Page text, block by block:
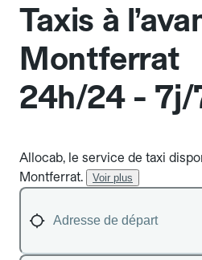
Taxis à
Montferrat
24h/24 - 7j/
Allocab, le service de taxi
Montferrat.
Voir plus